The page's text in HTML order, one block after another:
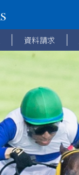
資料請求